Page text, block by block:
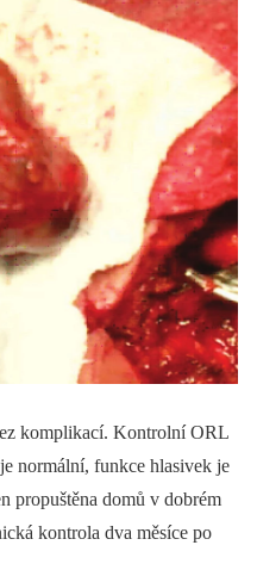
komplikací. Kontrolní ORL
normální, funkce hlasivek je
propuštěna domů v dobrém
kontrola dva měsíce po